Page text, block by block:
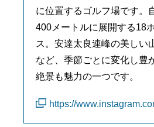
に位置するゴルフ場です。
400メートルに展開する18
ス。安達太良連峰の美しい
など、季節ごとに変化し豊
絶景も魅力の一つです。
https://